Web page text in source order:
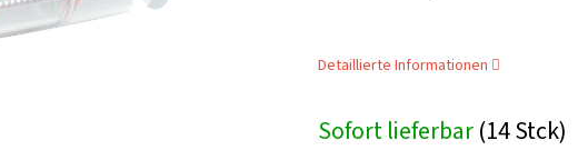
Sofort lieferbar(14 Stck)
Detaillierte Informationen